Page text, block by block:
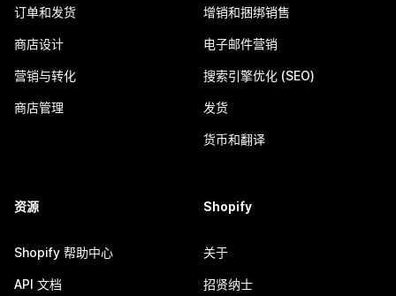
订单和发货
商店设计
营销与转化
商店管理
增销和捆绑销售
电子邮件营销
搜索引擎优化 (SEO)
发货
货币和翻译
资源
Shopify 帮助中心
API 文档
Shopify
关于
招贤纳士